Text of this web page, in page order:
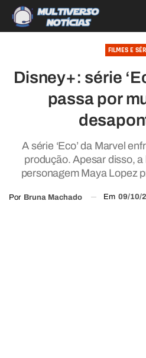
FILMES E
Disney+: série
passa por
A série ‘Eco’ da Marvel
produção. Apesar disso,
personagem Maya Lopez
Por Bruna Machado Em 09/10/